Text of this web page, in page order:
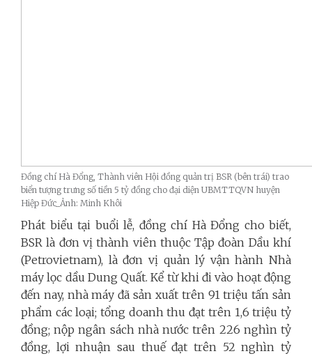
Đồng chí Hà Đổng, Thành viên Hội đồng quản trị BSR (bên trái) trao
biển tượng trưng số tiền 5 tỷ đồng cho đại diện UBMTTQVN huyện
Hiệp Đức_Ảnh: Minh Khôi
Phát biểu tại buổi lễ, đồng chí Hà Đổng cho biết,
BSR là đơn vị thành viên thuộc Tập đoàn Dầu khí
(Petrovietnam), là đơn vị quản lý vận hành Nhà
máy lọc dầu Dung Quất. Kể từ khi đi vào hoạt động
đến nay, nhà máy đã sản xuất trên 91 triệu tấn sản
phẩm các loại; tổng doanh thu đạt trên 1,6 triệu tỷ
đồng; nộp ngân sách nhà nước trên 226 nghìn tỷ
đồng, lợi nhuận sau thuế đạt trên 52 nghìn tỷ